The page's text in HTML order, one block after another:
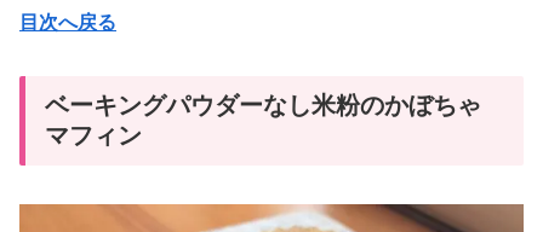
目次へ戻る
ベーキングパウダーなし米粉のかぼちゃ
マフィン